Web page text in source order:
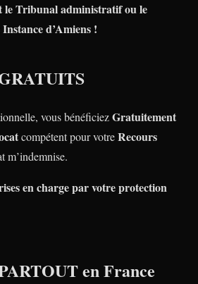
le Tribunal administratif ou le
d’Amiens !
vous bénéficiezGratuitement
compétent pour votreRecours
m’indemnise.
en charge par votre protection
en France